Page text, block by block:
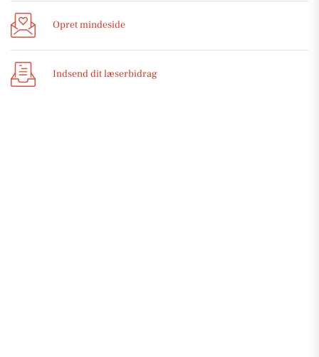
Opret mindeside
Indsend dit læserbidrag